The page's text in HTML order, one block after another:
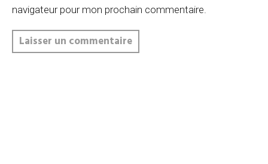
navigateur pour mon prochain commentaire.